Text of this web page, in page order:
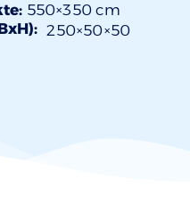
550×350 cm
250×50×50